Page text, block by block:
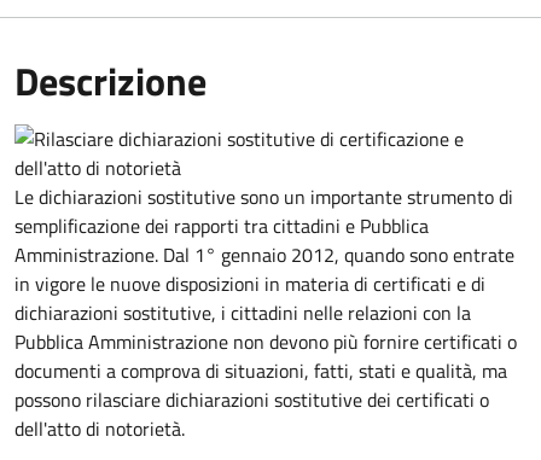
Descrizione
Le dichiarazioni sostitutive sono un importante strumento di
semplificazione dei rapporti tra cittadini e Pubblica
Amministrazione. Dal 1° gennaio 2012, quando sono entrate
in vigore le nuove disposizioni in materia di certificati e di
dichiarazioni sostitutive, i cittadini nelle relazioni con la
Pubblica Amministrazione non devono più fornire certificati o
documenti a comprova di situazioni, fatti, stati e qualità, ma
possono rilasciare dichiarazioni sostitutive dei certificati o
dell'atto di notorietà.